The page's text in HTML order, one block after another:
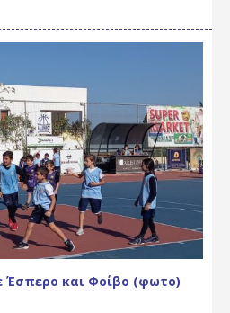
Έσπερο και Φοίβο (φωτο)